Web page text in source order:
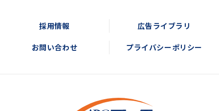
採用情報 広告ライブラリ
お問い合わせ プライバシーポリシー